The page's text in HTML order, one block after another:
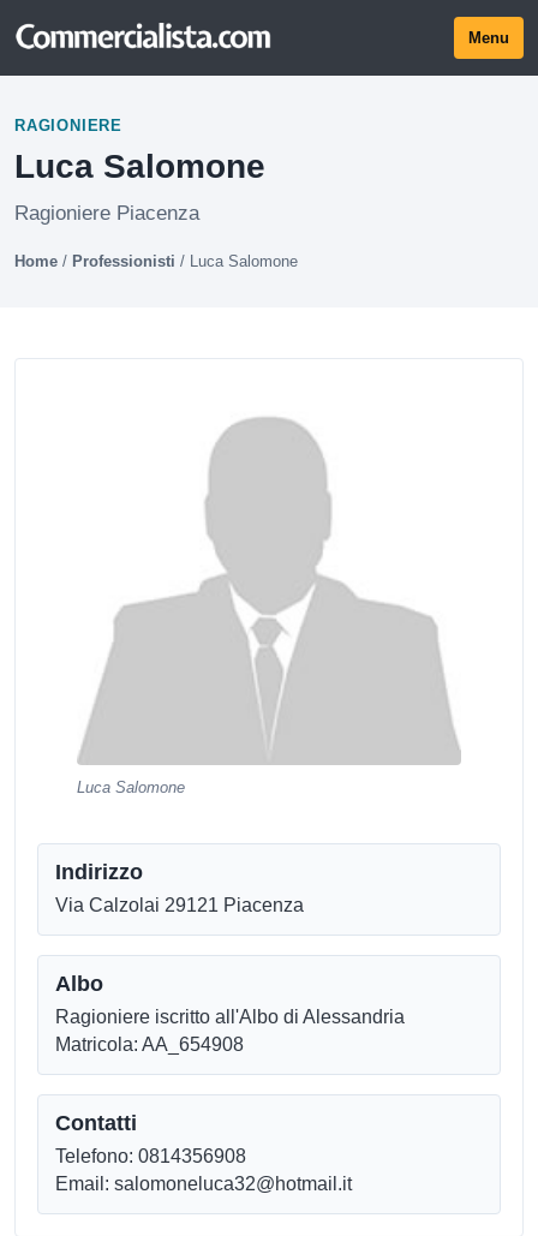
Menu
RAGIONIERE
Luca Salomone
Ragioniere Piacenza
Home / Professionisti / Luca Salomone
Luca Salomone
Indirizzo
Via Calzolai 29121 Piacenza
Albo
Ragioniere iscritto all'Albo di Alessandria
Matricola: AA_654908
Contatti
Telefono: 0814356908
Email: salomoneluca32@hotmail.it